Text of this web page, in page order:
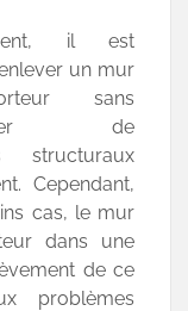
il est
un mur
sans
de
structuraux
Cependant,
cas, le mur
dans une
de ce
problèmes